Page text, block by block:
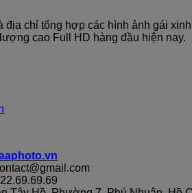
địa chỉ tổng hợp các hình ảnh gái
cao Full HD hàng đầu hiện nay.